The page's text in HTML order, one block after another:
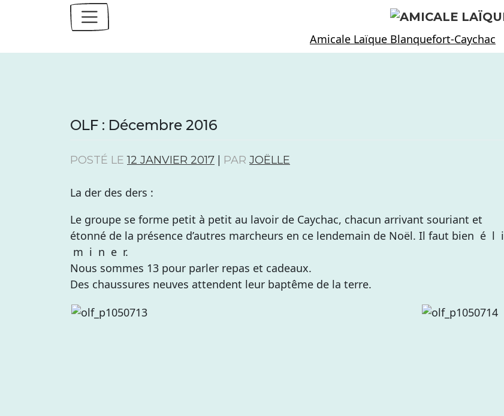
Amicale Laïque Blanquefort-Caychac
OLF : Décembre 2016
POSTÉ LE12 JANVIER 2017 PAR JOËLLE
La der des ders :
Le groupe se forme petit à petit au lavoir de Caychac, chacun arrivant souriant et
étonné de la présence d’autres marcheurs en ce lendemain de Noël. Il faut bien é l i
m i n e r.
Nous sommes 13 pour parler repas et cadeaux.
Des chaussures neuves attendent leur baptême de la terre.